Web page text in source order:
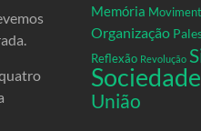
Memória
Organização
Reflexão Revolução
Sociedade
União